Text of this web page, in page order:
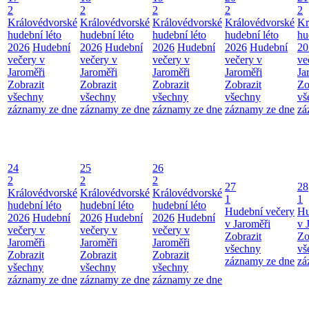
2
Královédvorské
hudební léto
2026 Hudební
večery v
Jaroměři
Zobrazit
všechny
záznamy ze dne
2
Královédvorské
hudební léto
2026 Hudební
večery v
Jaroměři
Zobrazit
všechny
záznamy ze dne
2
Královédvorské
hudební léto
2026 Hudební
večery v
Jaroměři
Zobrazit
všechny
záznamy ze dne
2
Královédvorské
hudební léto
2026 Hudební
večery v
Jaroměři
Zobrazit
všechny
záznamy ze dne
2
24
2
Královédvorské
hudební léto
2026 Hudební
večery v
Jaroměři
Zobrazit
všechny
záznamy ze dne
25
2
Královédvorské
hudební léto
2026 Hudební
večery v
Jaroměři
Zobrazit
všechny
záznamy ze dne
26
2
Královédvorské
hudební léto
2026 Hudební
večery v
Jaroměři
Zobrazit
všechny
záznamy ze dne
27
1
Hudební večery
v Jaroměři
Zobrazit
všechny
záznamy ze dne
28
1
v